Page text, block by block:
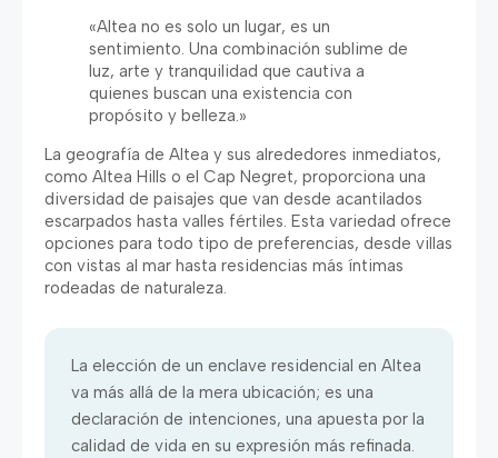
«Altea no es solo un lugar, es un
sentimiento. Una combinación sublime de
luz, arte y tranquilidad que cautiva a
quienes buscan una existencia con
propósito y belleza.»
La geografía de Altea y sus alrededores inmediatos,
como Altea Hills o el Cap Negret, proporciona una
diversidad de paisajes que van desde acantilados
escarpados hasta valles fértiles. Esta variedad ofrece
opciones para todo tipo de preferencias, desde villas
con vistas al mar hasta residencias más íntimas
rodeadas de naturaleza.
La elección de un enclave residencial en Altea
va más allá de la mera ubicación; es una
declaración de intenciones, una apuesta por la
calidad de vida en su expresión más refinada.